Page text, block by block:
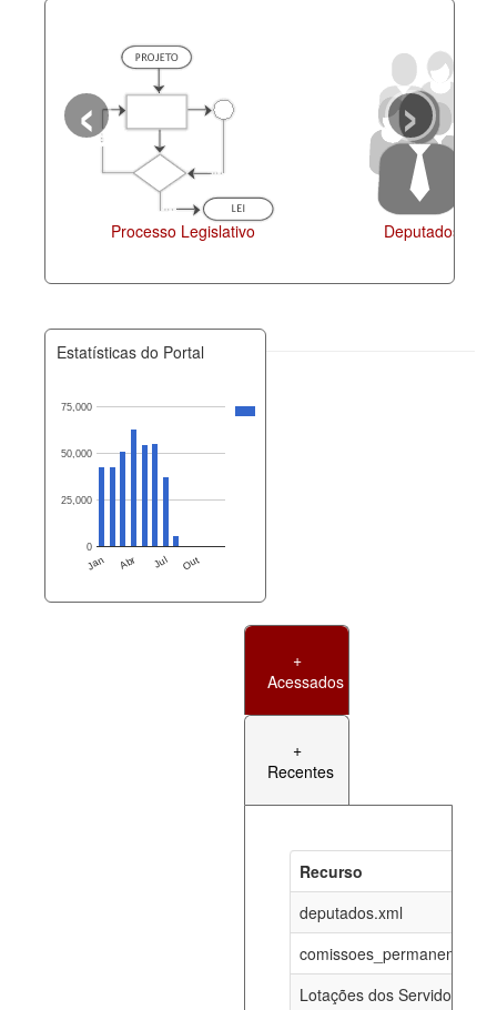
Processo Legislativo Deputados
‹ ›
Estatísticas do Portal
Jan Abr Jul Out
0
25,000
50,000
75,000
+
Acessados
+
Recentes
Recurso
deputados.xml
Lotações dos Servidores
documento_andamento_atual.xml
07-08-